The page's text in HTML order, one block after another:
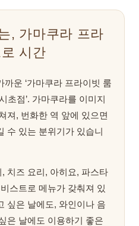
, 가마쿠라 프라
시간
운 ‘가마쿠라 프라이빗 룸
초점’. 가마쿠라를 이미지
져, 번화한 역 앞에 있으면
수 있는 분위기가 있습니
치즈 요리, 아히요, 파스타
스트로 메뉴가 갖춰져 있
싶은 날에도, 와인이나 음
은 날에도 이용하기 좋은